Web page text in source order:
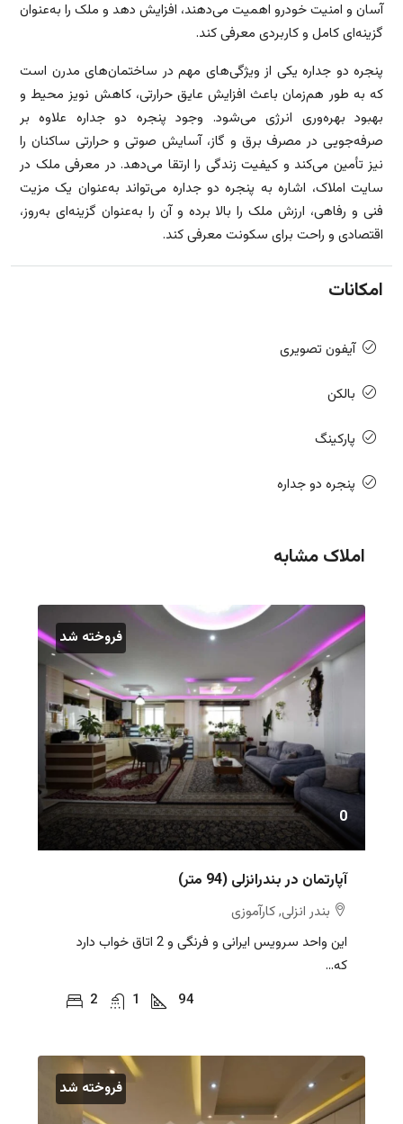
آسان و امنیت خودرو اهمیت می‌دهند، افزایش دهد و ملک را به‌عنوان
گزینه‌ای کامل و کاربردی معرفی کند.
پنجره دو جداره یکی از ویژگی‌های مهم در ساختمان‌های مدرن است
که به طور هم‌زمان باعث افزایش عایق حرارتی، کاهش نویز محیط و
بهبود بهره‌وری انرژی می‌شود. وجود پنجره دو جداره علاوه بر
صرفه‌جویی در مصرف برق و گاز، آسایش صوتی و حرارتی ساکنان را
نیز تأمین می‌کند و کیفیت زندگی را ارتقا می‌دهد. در معرفی ملک در
سایت املاک، اشاره به پنجره دو جداره می‌تواند به‌عنوان یک مزیت
فنی و رفاهی، ارزش ملک را بالا برده و آن را به‌عنوان گزینه‌ای به‌روز،
اقتصادی و راحت برای سکونت معرفی کند.
امکانات
آیفون تصویری
بالکن
پارکینگ
پنجره دو جداره
املاک مشابه
فروخته شد
0
آپارتمان در بندرانزلی (94 متر)
بندر انزلی, کارآموزی
این واحد سرویس ایرانی و فرنگی و 2 اتاق خواب دارد
که...
2
1 94
فروخته شد